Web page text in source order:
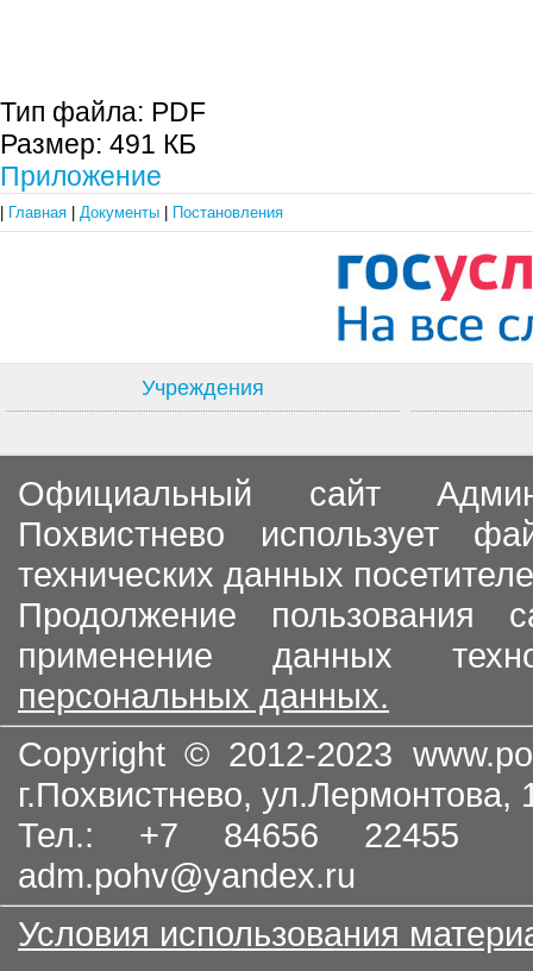
Тип файла: PDF
Размер: 491 КБ
Приложение
Главная Документы Постановления
Учреждения
Официальный сайт
Похвистнево использует
технических данных
Продолжение пользования
применение данных
персональных данных.
Copyright © 2012-2023
г.Похвистнево, ул.Лермонтова,
Тел.: +7 84656
adm.pohv@yandex.ru
Условия использования